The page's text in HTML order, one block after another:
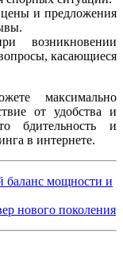
и предложения
возникновении
касающиеся
максимально
от удобства и
бдительность и
в интернете.
баланс мощности и
нового поколения